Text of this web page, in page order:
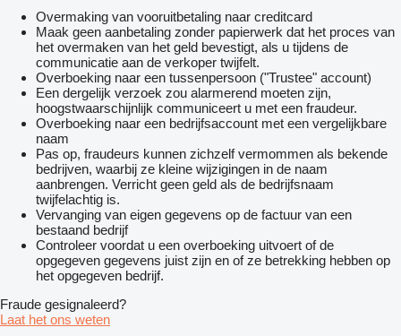
Overmaking van vooruitbetaling naar creditcard
Maak geen aanbetaling zonder papierwerk dat het proces van
het overmaken van het geld bevestigt, als u tijdens de
communicatie aan de verkoper twijfelt.
Overboeking naar een tussenpersoon ("Trustee" account)
Een dergelijk verzoek zou alarmerend moeten zijn,
hoogstwaarschijnlijk communiceert u met een fraudeur.
Overboeking naar een bedrijfsaccount met een vergelijkbare
naam
Pas op, fraudeurs kunnen zichzelf vermommen als bekende
bedrijven, waarbij ze kleine wijzigingen in de naam
aanbrengen. Verricht geen geld als de bedrijfsnaam
twijfelachtig is.
Vervanging van eigen gegevens op de factuur van een
bestaand bedrijf
Controleer voordat u een overboeking uitvoert of de
opgegeven gegevens juist zijn en of ze betrekking hebben op
het opgegeven bedrijf.
Fraude gesignaleerd?
Laat het ons weten